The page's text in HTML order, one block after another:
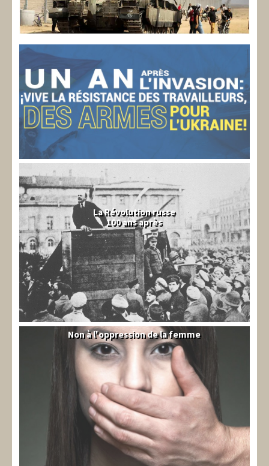
La Révolution russe
100 ans après
Syrie
Non à l'oppression de la femme